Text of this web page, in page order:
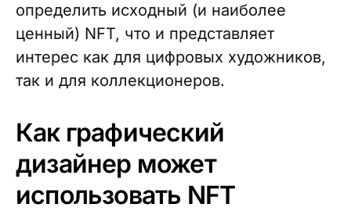
определить исходный (и наиболее
ценный) NFT, что и представляет
интерес как для цифровых художников,
так и для коллекционеров.
Как графический
дизайнер может
использовать NFT